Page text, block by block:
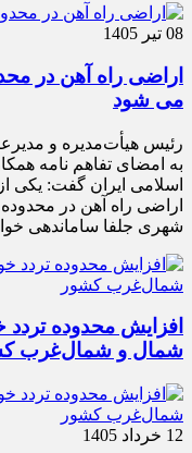
08 تیر 1405
اراضی راه آهن در
می شود
رئیس هیأت‌مدیره و
به امضای تفاهم نامه
اسلامی ایران گفت: یکی
اراضی راه آهن در
شهری جلفا ساماندهی
افزایش محدوده
شمال و شمال‌غرب
12 خرداد 1405